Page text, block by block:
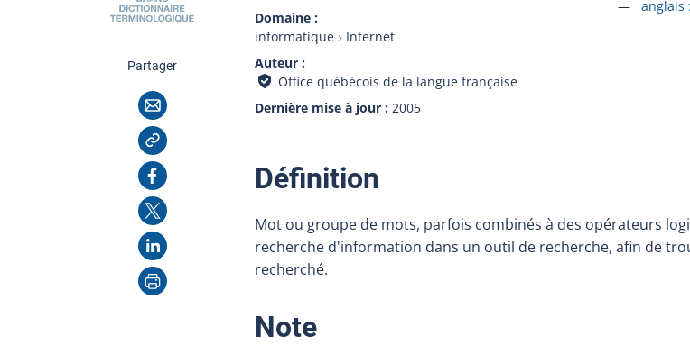
Domaine
informatique
Internet
Auteur
Office québécois de la langue française
Dernière mise à jour
2005
anglais :
Partagercette page
Courriel
Copier l'adresse
Facebook
X
LinkedIn
Imprimer
Définition
Mot ou groupe de mots, parfois combinés à des opérateurs
recherche d'information dans un outil de recherche, afin de
recherché.
Note: